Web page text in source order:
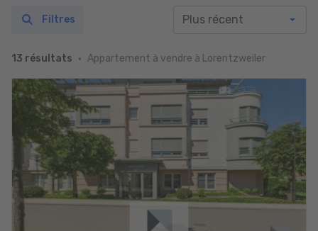
13 résultats Appartement à vendre à Lorentzweiler
Filtres